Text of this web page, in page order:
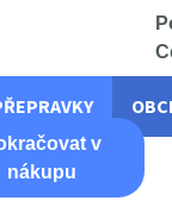
v
nákupu